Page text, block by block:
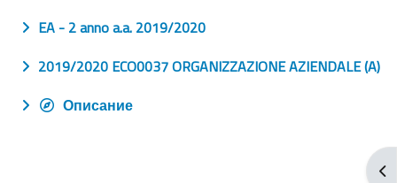
EA - 2 anno a.a. 2019/2020
2019/2020 ECO0037 ORGANIZZAZIONE AZIENDALE (A)
Описание